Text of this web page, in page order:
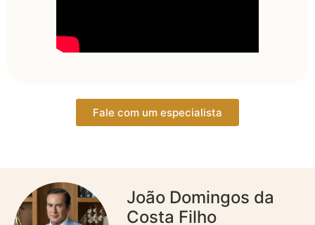
Fale com um especialista
João Domingos da
Costa Filho